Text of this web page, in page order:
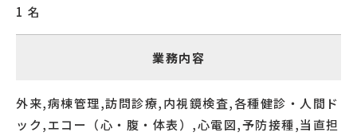
1 名
業務内容
外来,病棟管理,訪問診療,内視鏡検査,各種健診・人間ド
ック,エコー（心・腹・体表）,心電図,予防接種,当直担